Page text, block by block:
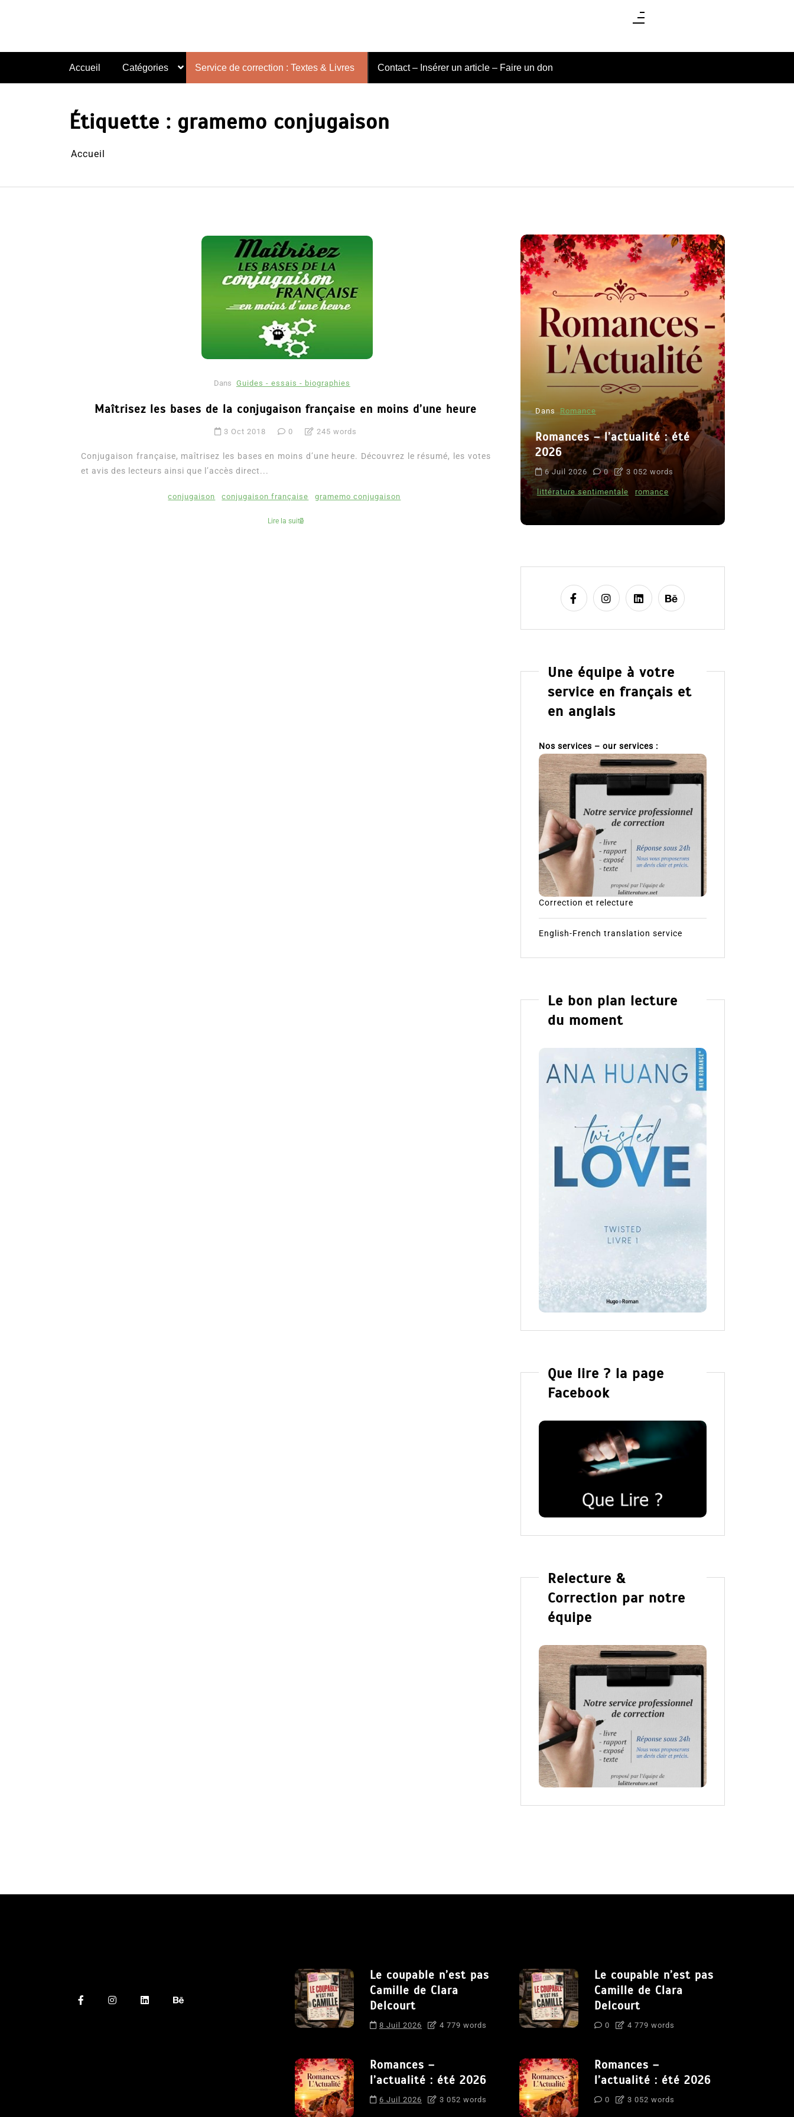
Accueil Catégories Service de correction : Textes & Livres Contact – Insérer un article – Faire un don
Étiquette : gramemo conjugaison
Accueil
Dans Guides - essais - biographies
Maîtrisez les bases de la conjugaison française en moins d’une heure
3 Oct 2018 0 245 words
Conjugaison française, maîtrisez les bases en moins d’une heure. Découvrez le résumé, les votes
et avis des lecteurs ainsi que l’accès direct...
conjugaison conjugaison française gramemo conjugaison
Lire la suite
Dans Romance
Romances – l’actualité : été
2026
6 Juil 2026 0 3 052 words
littérature sentimentale romance
8 Juil 2026 0
Dans Romance
Romances – l’actualité : été
2026
6 Juil 2026 0 3 052 words
littérature sentimentale romance
Une équipe à votre
service en français et
en anglais
Nos services – our services :
Correction et relecture
English-French translation service
Le bon plan lecture
du moment
Que lire ? la page
Facebook
Relecture &
Correction par notre
équipe
Le coupable n’est pas
Camille de Clara
Delcourt
8 Juil 2026 4 779 words
Romances –
l’actualité : été 2026
6 Juil 2026 3 052 words
Le coupable n’est pas
Camille de Clara
Delcourt
0 4 779 words
Romances –
l’actualité : été 2026
0 3 052 words